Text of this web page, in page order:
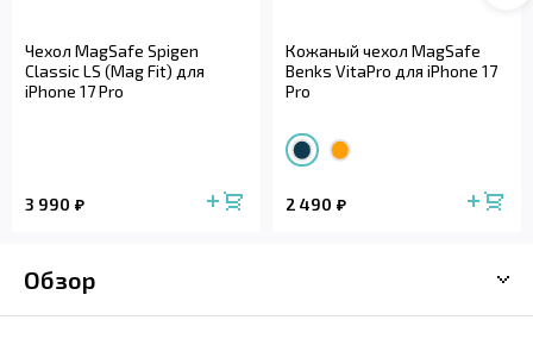
Чехол MagSafe Spigen
Classic LS (Mag Fit) для
iPhone 17 Pro
3 990
Кожаный чехол MagSafe
Benks VitaPro для iPhone 17
Pro
2 490
Обзор